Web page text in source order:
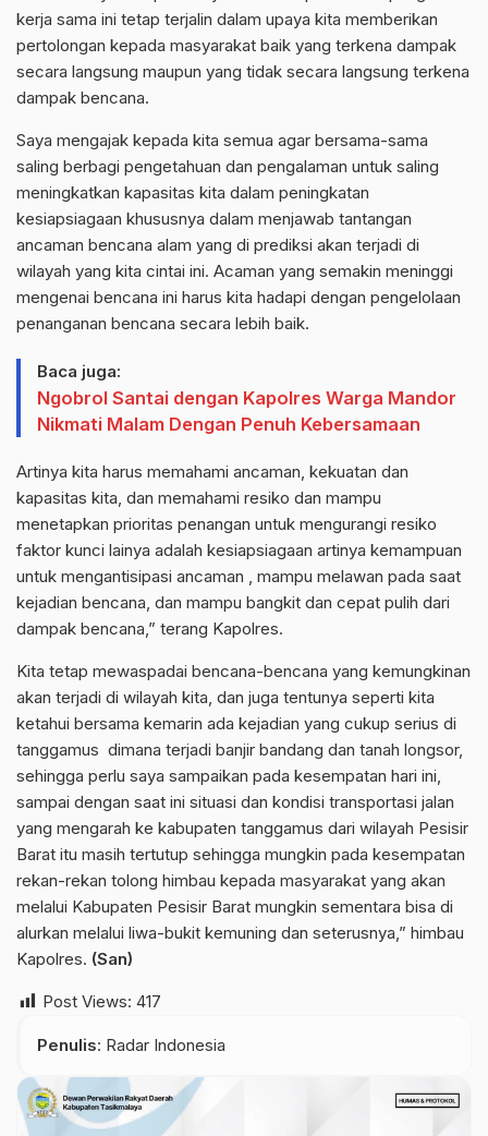
kerja sama ini tetap terjalin dalam upaya kita memberikan
pertolongan kepada masyarakat baik yang terkena dampak
secara langsung maupun yang tidak secara langsung terkena
dampak bencana.
Saya mengajak kepada kita semua agar bersama-sama
saling berbagi pengetahuan dan pengalaman untuk saling
meningkatkan kapasitas kita dalam peningkatan
kesiapsiagaan khususnya dalam menjawab tantangan
ancaman bencana alam yang di prediksi akan terjadi di
wilayah yang kita cintai ini. Acaman yang semakin meninggi
mengenai bencana ini harus kita hadapi dengan pengelolaan
penanganan bencana secara lebih baik.
Baca juga:
Ngobrol Santai dengan Kapolres Warga Mandor
Nikmati Malam Dengan Penuh Kebersamaan
Artinya kita harus memahami ancaman, kekuatan dan
kapasitas kita, dan memahami resiko dan mampu
menetapkan prioritas penangan untuk mengurangi resiko
faktor kunci lainya adalah kesiapsiagaan artinya kemampuan
untuk mengantisipasi ancaman , mampu melawan pada saat
kejadian bencana, dan mampu bangkit dan cepat pulih dari
dampak bencana,” terang Kapolres.
Kita tetap mewaspadai bencana-bencana yang kemungkinan
akan terjadi di wilayah kita, dan juga tentunya seperti kita
ketahui bersama kemarin ada kejadian yang cukup serius di
tanggamus dimana terjadi banjir bandang dan tanah longsor,
sehingga perlu saya sampaikan pada kesempatan hari ini,
sampai dengan saat ini situasi dan kondisi transportasi jalan
yang mengarah ke kabupaten tanggamus dari wilayah Pesisir
Barat itu masih tertutup sehingga mungkin pada kesempatan
rekan-rekan tolong himbau kepada masyarakat yang akan
melalui Kabupaten Pesisir Barat mungkin sementara bisa di
alurkan melalui liwa-bukit kemuning dan seterusnya,” himbau
Kapolres. (San)
Post Views: 417
Penulis: Radar Indonesia